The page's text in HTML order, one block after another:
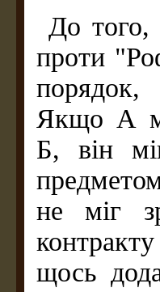
До того,
проти
порядок,
Якщо А
Б, він
не міг
щось